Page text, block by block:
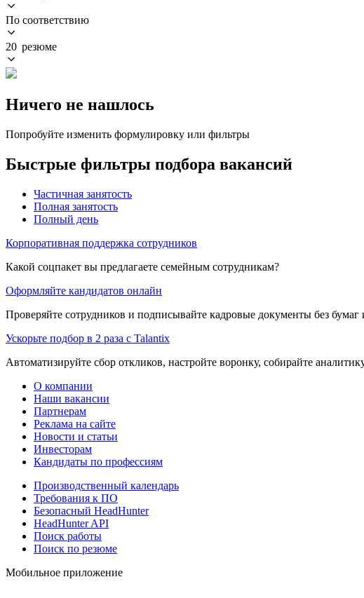
По соответствию
20 резюме
Ничего не нашлось
Попробуйте изменить формулировку или фильтры
Быстрые фильтры подбора вакансий
Частичная занятость
Полная занятость
Полный день
Корпоративная поддержка сотрудников
Какой соцпакет вы предлагаете семейным сотрудникам?
Оформляйте кандидатов онлайн
Проверяйте сотрудников и подписывайте кадровые документы без
Ускорьте подбор в 2 раза с Talantix
Автоматизируйте сбор откликов, настройте воронку, собирайте
О компании
Наши вакансии
Партнерам
Реклама на сайте
Новости и статьи
Инвесторам
Кандидаты по профессиям
Производственный календарь
Требования к ПО
Безопасный HeadHunter
HeadHunter API
Поиск работы
Поиск по резюме
Мобильное приложение